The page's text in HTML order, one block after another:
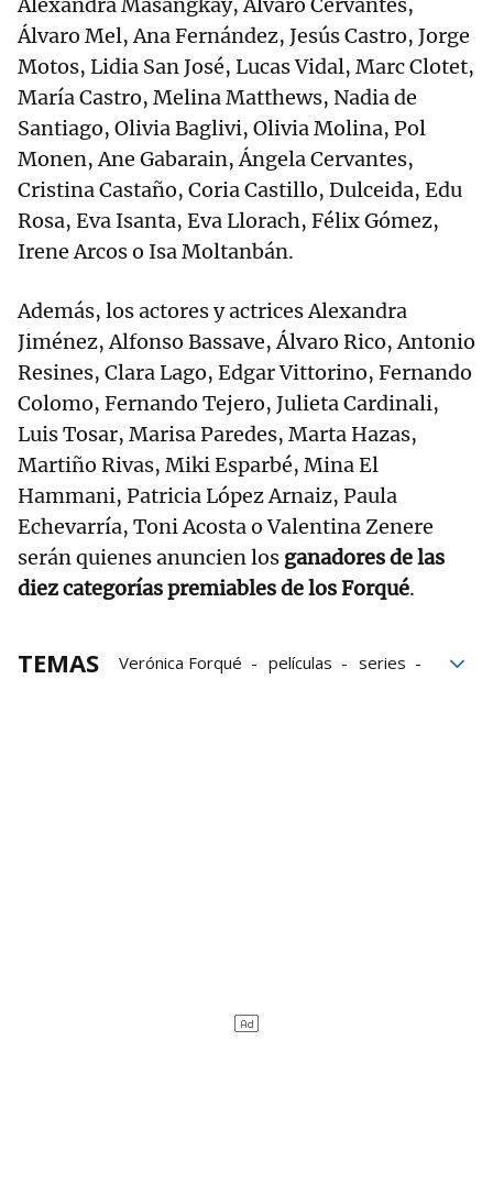
Álvaro Mel, Ana Fernández, Jesús Castro, Jorge
Motos, Lidia San José, Lucas Vidal, Marc Clotet,
María Castro, Melina Matthews, Nadia de
Santiago, Olivia Baglivi, Olivia Molina, Pol
Monen, Ane Gabarain, Ángela Cervantes,
Cristina Castaño, Coria Castillo, Dulceida, Edu
Rosa, Eva Isanta, Eva Llorach, Félix Gómez,
Irene Arcos o Isa Moltanbán.
Además, los actores y actrices Alexandra
Jiménez, Alfonso Bassave, Álvaro Rico, Antonio
Resines, Clara Lago, Edgar Vittorino, Fernando
Colomo, Fernando Tejero, Julieta Cardinali,
Luis Tosar, Marisa Paredes, Marta Hazas,
Martiño Rivas, Miki Esparbé, Mina El
Hammani, Patricia López Arnaiz, Paula
Echevarría, Toni Acosta o Valentina Zenere
serán quienes anuncien los ganadores de las
diez categorías premiables de los Forqué.
TEMAS Verónica Forqué películas
series